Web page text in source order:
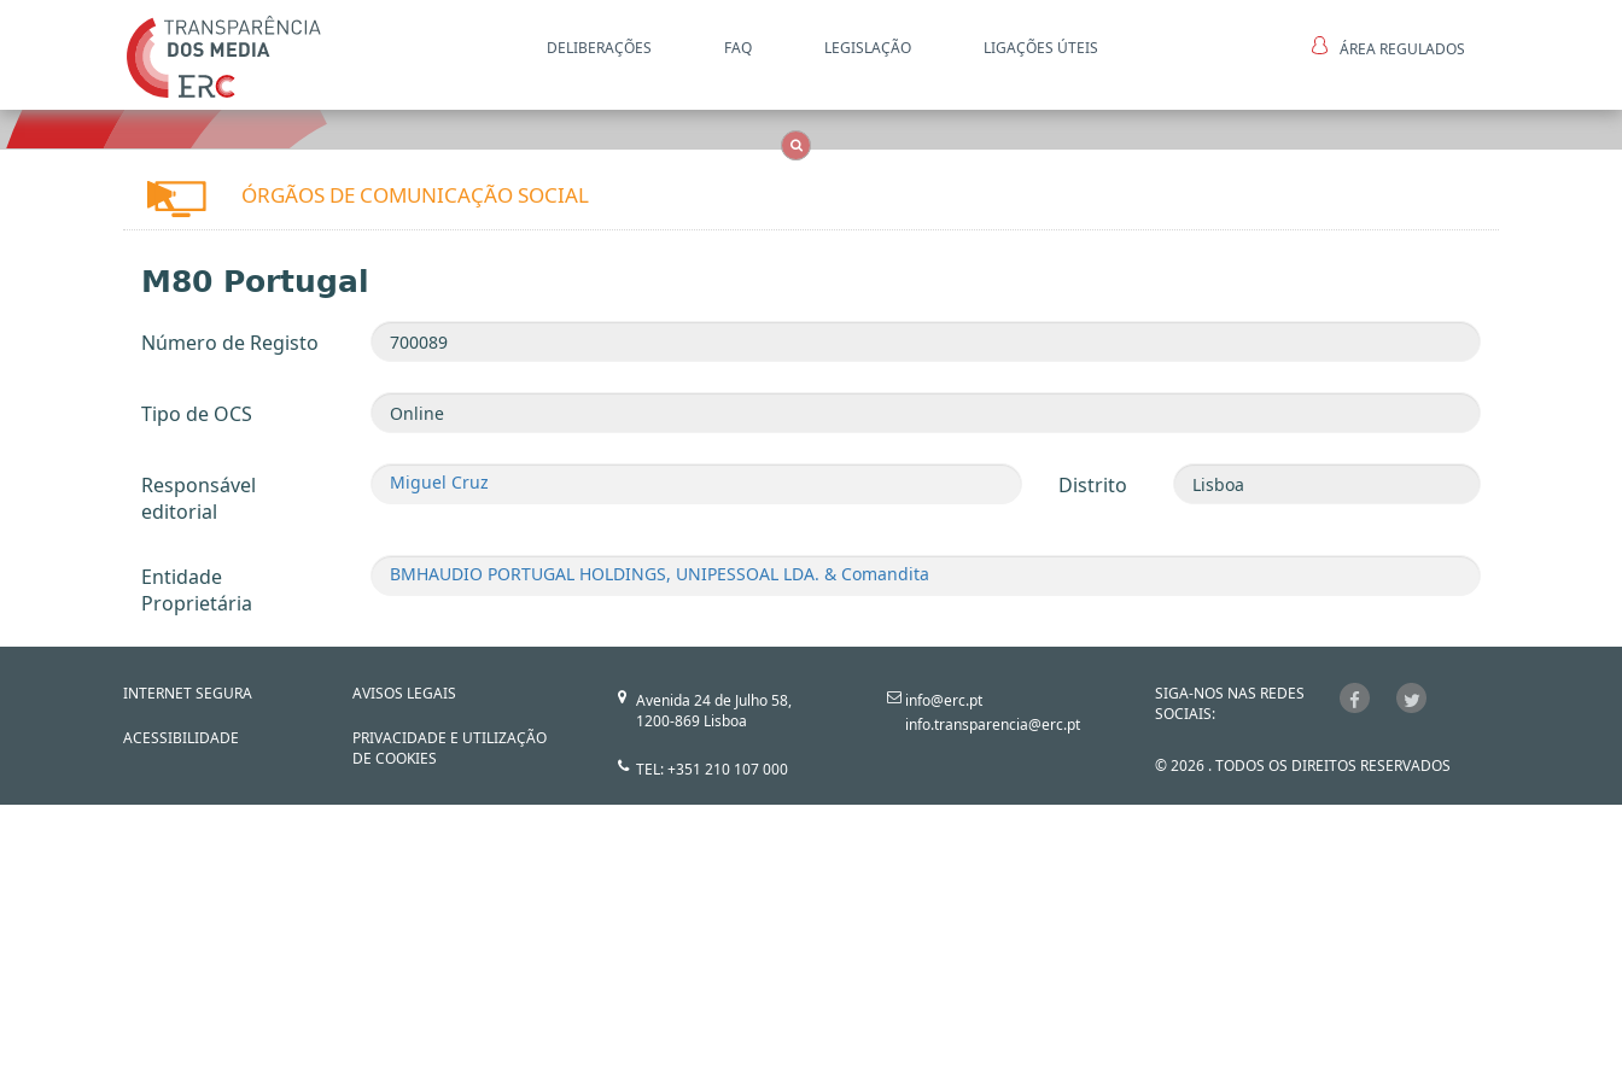
DELIBERAÇÕES FAQ LEGISLAÇÃO LIGAÇÕES ÚTEIS ÁREA REGULADOS
ÓRGÃOS DE COMUNICAÇÃO SOCIAL
M80 Portugal
Número de Registo
Tipo de OCS
Responsável
editorial
Miguel Cruz Distrito
Entidade
Proprietária
BMHAUDIO PORTUGAL HOLDINGS, UNIPESSOAL LDA. & Comandita
INTERNET SEGURA
ACESSIBILIDADE
AVISOS LEGAIS
PRIVACIDADE E UTILIZAÇÃO
DE COOKIES
Avenida 24 de Julho 58,
1200-869 Lisboa
TEL: +351 210 107 000
info@erc.pt
info.transparencia@erc.pt
SIGA-NOS NAS REDES
SOCIAIS:
© 2026 . TODOS OS DIREITOS RESERVADOS